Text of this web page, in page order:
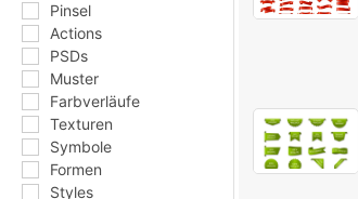
Pinsel
Actions
PSDs
Muster
Farbverläufe
Texturen
Symbole
Formen
Styles